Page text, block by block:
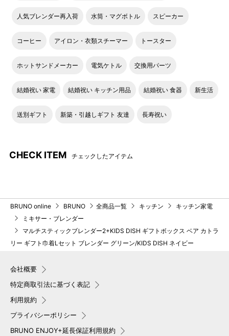
人気ブレンダー再入荷 水筒・マグボトル スピーカー
コーヒー アイロン・衣類スチーマー トースター
ホットサンドメーカー 電気ケトル 交換用パーツ
結婚祝い 家電 結婚祝い キッチン用品 結婚祝い 食器 新生活
送別ギフト 新築・引越しギフト 友達 長寿祝い
CHECK ITEM チェックしたアイテム
BRUNO online BRUNO 全商品一覧 キッチン
キッチン家電
ミキサー・ブレンダー
マルチスティックブレンダー2+KIDS DISH ギフトボックス ベア カトラ
リー ギフト巾着Lセット ブレンダー グリーン/KIDS DISH ネイビー
会社概要
特定商取引法に基づく表記
利用規約
プライバシーポリシー
BRUNO ENJOY+延長保証利用規約